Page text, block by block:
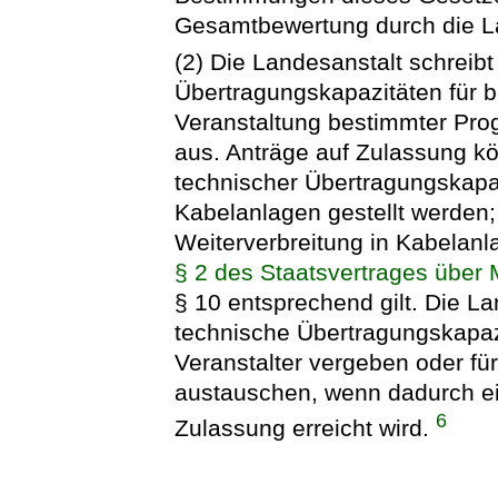
Gesamtbewertung durch die
(2) Die Landesanstalt
Übertragungskapazitäten für
Veranstaltung bestimmter
aus. Anträge auf Zulassung
technischer
Kabelanlagen gestellt
Weiterverbreitung in
§ 2 des Staatsvertrages über
§ 10 entsprechend gilt. Die
technische
Veranstalter vergeben oder
austauschen, wenn dadurch
Zulassung erreicht wird. 6